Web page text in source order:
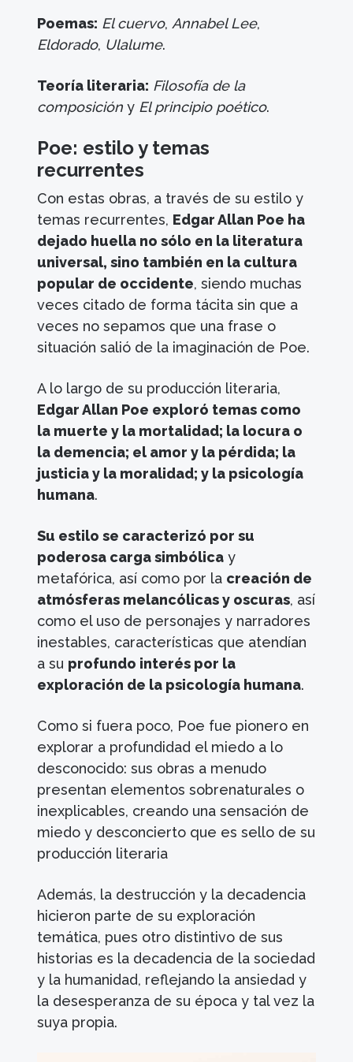
Poemas: El cuervo, Annabel Lee,
Eldorado, Ulalume.
Teoría literaria: Filosofía de la
composición y El principio poético.
Poe: estilo y temas
recurrentes
Con estas obras, a través de su estilo y
temas recurrentes, Edgar Allan Poe ha
dejado huella no sólo en la literatura
universal, sino también en la cultura
popular de occidente, siendo muchas
veces citado de forma tácita sin que a
veces no sepamos que una frase o
situación salió de la imaginación de Poe.
A lo largo de su producción literaria,
Edgar Allan Poe exploró temas como
la muerte y la mortalidad; la locura o
la demencia; el amor y la pérdida; la
justicia y la moralidad; y la psicología
humana.
Su estilo se caracterizó por su
poderosa carga simbólica y
metafórica, así como por la creación de
atmósferas melancólicas y oscuras, así
como el uso de personajes y narradores
inestables, características que atendían
a su profundo interés por la
exploración de la psicología humana.
Como si fuera poco, Poe fue pionero en
explorar a profundidad el miedo a lo
desconocido: sus obras a menudo
presentan elementos sobrenaturales o
inexplicables, creando una sensación de
miedo y desconcierto que es sello de su
producción literaria
Además, la destrucción y la decadencia
hicieron parte de su exploración
temática, pues otro distintivo de sus
historias es la decadencia de la sociedad
y la humanidad, reflejando la ansiedad y
la desesperanza de su época y tal vez la
suya propia.